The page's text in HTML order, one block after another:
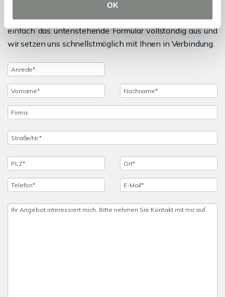
OK
Sie haben noch Fragen zu dem Angebot oder wollen
einen Besichtigungstermin vereinbaren, dann füllen Sie
einfach das untenstehende Formular vollständig aus und
wir setzen uns schnellstmöglich mit Ihnen in Verbindung.